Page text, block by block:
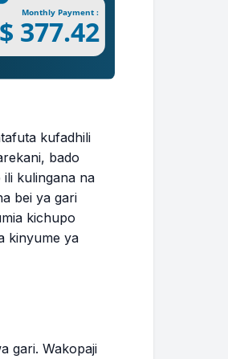
$18,117.39
$17,737.89
$16,974.64
$16,590.86
$16,205.64
$15,041.30
kufadhili
bado
kulingana na
bei ya gari
kichupo
kinyume ya
gari. Wakopaji